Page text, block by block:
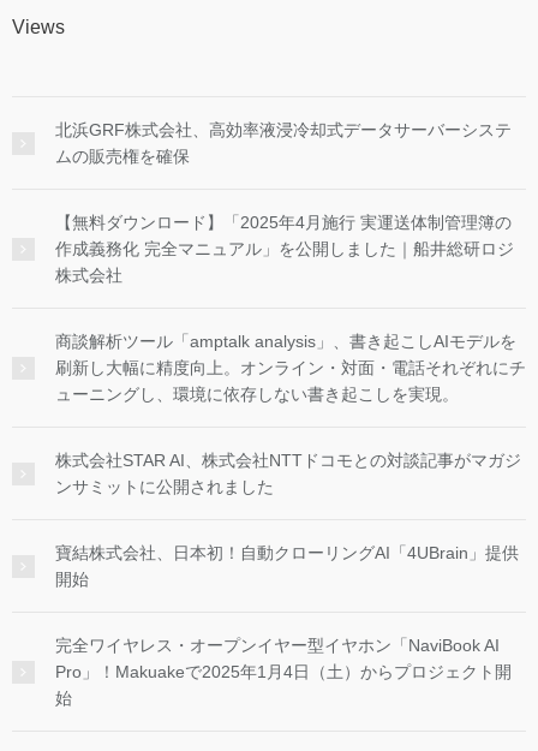
Views
北浜GRF株式会社、高効率液浸冷却式データサーバーシステ
ムの販売権を確保
【無料ダウンロード】「2025年4月施行 実運送体制管理簿の
作成義務化 完全マニュアル」を公開しました｜船井総研ロジ
株式会社
商談解析ツール「amptalk analysis」、書き起こしAIモデルを
刷新し大幅に精度向上。オンライン・対面・電話それぞれにチ
ューニングし、環境に依存しない書き起こしを実現。
株式会社STAR AI、株式会社NTTドコモとの対談記事がマガジ
ンサミットに公開されました
寶結株式会社、日本初！自動クローリングAI「4UBrain」提供
開始
完全ワイヤレス・オープンイヤー型イヤホン「NaviBook AI
Pro」！Makuakeで2025年1月4日（土）からプロジェクト開
始